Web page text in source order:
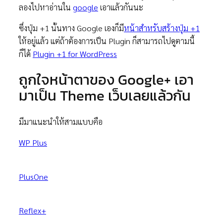
ลองไปหาอ่านใน google เอาแล้วกันนะ
ซึ่งปุ่ม +1 นั้นทาง Google เองก็มีหน้าสำหรับสร้างปุ่ม +1
ให้อยู่แล้ว แต่ถ้าต้องการเป็น Plugin ก็สามารถไปดูตามนี้
ก็ได้ Plugin +1 for WordPress
ถูกใจหน้าตาของ Google+ เอา
มาเป็น Theme เว็บเลยแล้วกัน
มีมาแนะนำให้สามแบบคือ
WP Plus
PlusOne
Reflex+